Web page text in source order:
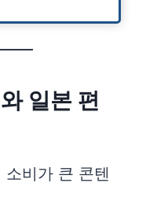
일본 편
비가 큰 콘텐